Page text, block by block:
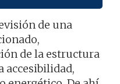
de una
de la estructura
accesibilidad,